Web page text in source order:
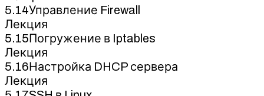
5.14Управление Firewall
Лекция
5.15Погружение в Iptables
Лекция
5.16Настройка DHCP сервера
Лекция